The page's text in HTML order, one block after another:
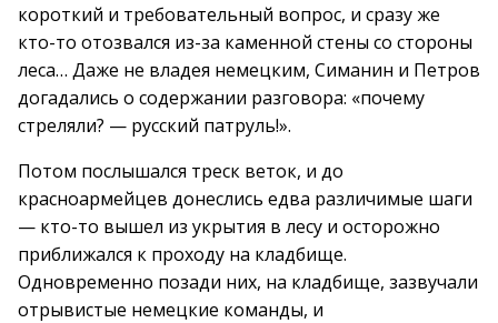
короткий и требовательный вопрос, и сразу же
кто-то отозвался из-за каменной стены со стороны
леса… Даже не владея немецким, Симанин и Петров
догадались о содержании разговора: «почему
стреляли? — русский патруль!».
Потом послышался треск веток, и до
красноармейцев донеслись едва различимые шаги
— кто-то вышел из укрытия в лесу и осторожно
приближался к проходу на кладбище.
Одновременно позади них, на кладбище, зазвучали
отрывистые немецкие команды, и